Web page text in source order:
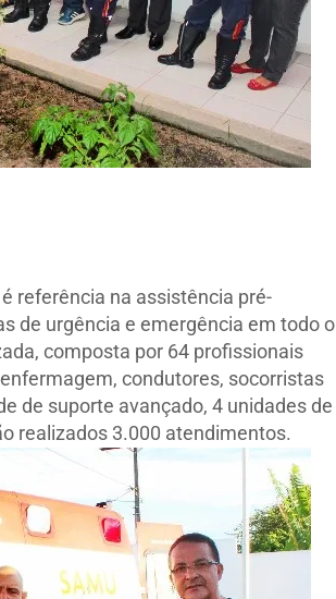
referência na assistência pré-
de urgência e emergência em todo o
composta por 64 profissionais
condutores, socorristas
de suporte avançado, 4 unidades de
realizados 3.000 atendimentos.